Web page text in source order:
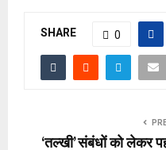
SHARE 0
‘तल्खी’ संबंधों को लेकर